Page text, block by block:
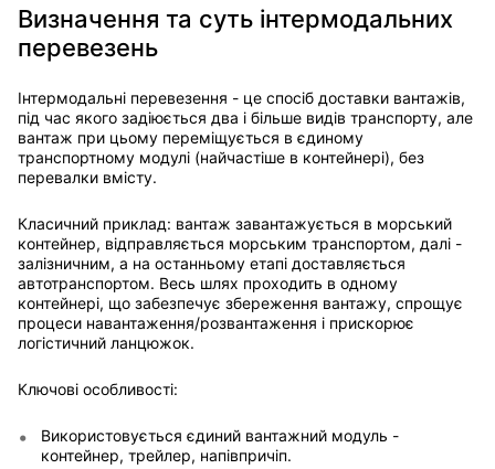
Визначення та суть інтермодальних
перевезень
Інтермодальні перевезення - це спосіб доставки вантажів,
під час якого задіюється два і більше видів транспорту, але
вантаж при цьому переміщується в єдиному
транспортному модулі (найчастіше в контейнері), без
перевалки вмісту.
Класичний приклад: вантаж завантажується в морський
контейнер, відправляється морським транспортом, далі -
залізничним, а на останньому етапі доставляється
автотранспортом. Весь шлях проходить в одному
контейнері, що забезпечує збереження вантажу, спрощує
процеси навантаження/розвантаження і прискорює
логістичний ланцюжок.
Ключові особливості:
Використовується єдиний вантажний модуль -
контейнер, трейлер, напівпричіп.